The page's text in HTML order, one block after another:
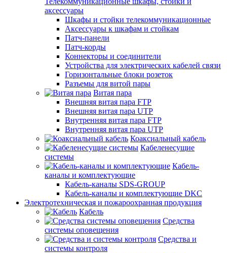
аксессуары
Шкафы и стойки телекоммуникационные
Аксессуары к шкафам и стойкам
Патч-панели
Патч-корды
Коннекторы и соединители
Устройства для электрических кабелей связи
Горизонтальные блоки розеток
Разъемы для витой пары
Витая пара
Внешняя витая пара FTP
Внешняя витая пара UTP
Внутренняя витая пара FTP
Внутренняя витая пара UTP
Коаксиальный кабель
Кабеленесущие
системы
Кабель-
каналы и комплектующие
Кабель-каналы SDS-GROUP
Кабель-каналы и комплектующие DKC
Электротехническая и пожароохранная продукция
Кабель
Средства
системы оповещения
Средства и
системы контроля